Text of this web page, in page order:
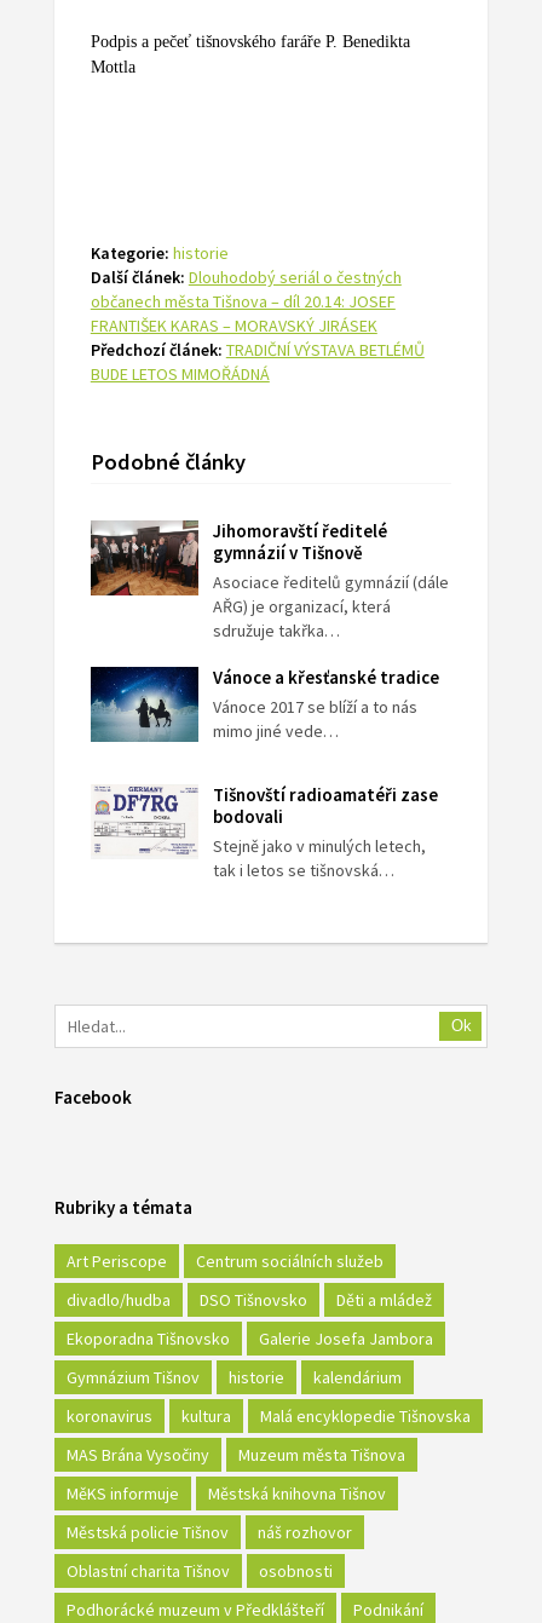
Podpis a pečeť tišnovského faráře P. Benedikta
Mottla
Kategorie: historie
Další článek: Dlouhodobý seriál o čestných
občanech města Tišnova – díl 20.14: JOSEF
FRANTIŠEK KARAS – MORAVSKÝ JIRÁSEK
Předchozí článek: TRADIČNÍ VÝSTAVA BETLÉMŮ
BUDE LETOS MIMOŘÁDNÁ
Podobné články
Jihomoravští ředitelé
gymnázií v Tišnově
Asociace ředitelů gymnázií (dále
AŘG) je organizací, která
sdružuje takřka…
Vánoce a křesťanské tradice
Vánoce 2017 se blíží a to nás
mimo jiné vede…
Tišnovští radioamatéři zase
bodovali
Stejně jako v minulých letech,
tak i letos se tišnovská…
Ok
Facebook
Rubriky a témata
Art Periscope
Centrum sociálních služeb
divadlo/hudba
DSO Tišnovsko
Děti a mládež
Ekoporadna Tišnovsko
Galerie Josefa Jambora
Gymnázium Tišnov
historie
kalendárium
koronavirus
kultura
Malá encyklopedie Tišnovska
MAS Brána Vysočiny
Muzeum města Tišnova
MěKS informuje
Městská knihovna Tišnov
Městská policie Tišnov
náš rozhovor
Oblastní charita Tišnov
osobnosti
Podhorácké muzeum v Předklášteří
Podnikání